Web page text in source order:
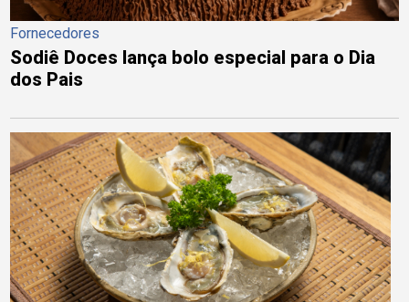
Fornecedores
Sodiê Doces lança bolo especial para o Dia
dos Pais